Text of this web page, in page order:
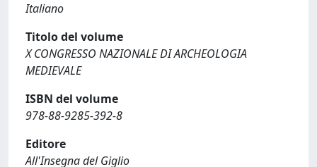
Italiano
Titolo del volume
X CONGRESSO NAZIONALE DI ARCHEOLOGIA
MEDIEVALE
ISBN del volume
978-88-9285-392-8
Editore
All'Insegna del Giglio